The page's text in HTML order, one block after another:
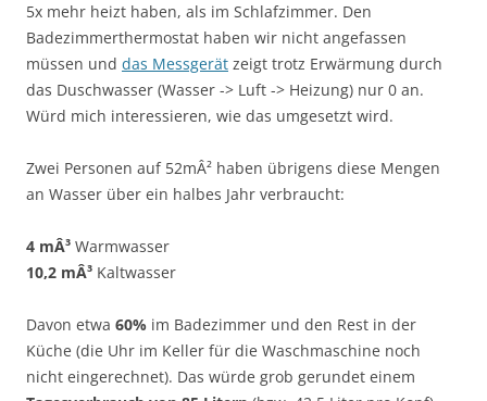
5x mehr heizt haben, als im Schlafzimmer. Den
Badezimmerthermostat haben wir nicht angefassen
müssen und das Messgerät zeigt trotz Erwärmung durch
das Duschwasser (Wasser -> Luft -> Heizung) nur 0 an.
Würd mich interessieren, wie das umgesetzt wird.
Zwei Personen auf 52mÂ² haben übrigens diese Mengen
an Wasser über ein halbes Jahr verbraucht:
4 mÂ³ Warmwasser
10,2 mÂ³ Kaltwasser
Davon etwa 60% im Badezimmer und den Rest in der
Küche (die Uhr im Keller für die Waschmaschine noch
nicht eingerechnet). Das würde grob gerundet einem